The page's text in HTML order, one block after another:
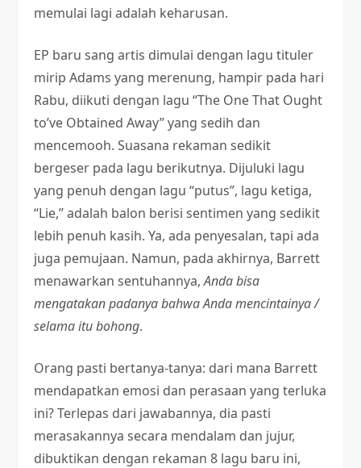
memulai lagi adalah keharusan.
EP baru sang artis dimulai dengan lagu tituler
mirip Adams yang merenung, hampir pada hari
Rabu, diikuti dengan lagu “The One That Ought
to’ve Obtained Away” yang sedih dan
mencemooh. Suasana rekaman sedikit
bergeser pada lagu berikutnya. Dijuluki lagu
yang penuh dengan lagu “putus”, lagu ketiga,
“Lie,” adalah balon berisi sentimen yang sedikit
lebih penuh kasih. Ya, ada penyesalan, tapi ada
juga pemujaan. Namun, pada akhirnya, Barrett
menawarkan sentuhannya,Anda bisa
mengatakan padanya bahwa Anda mencintainya /
selama itu bohong.
Orang pasti bertanya-tanya: dari mana Barrett
mendapatkan emosi dan perasaan yang terluka
ini? Terlepas dari jawabannya, dia pasti
merasakannya secara mendalam dan jujur,
dibuktikan dengan rekaman 8 lagu baru ini,